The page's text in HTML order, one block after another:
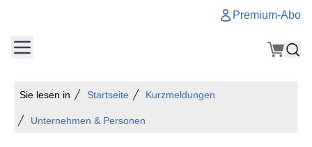
Premium-Abo
Sie lesen in Startseite Kurzmeldungen
Unternehmen & Personen